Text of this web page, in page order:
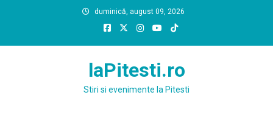
duminică, august 09, 2026
laPitesti.ro
Stiri si evenimente la Pitesti